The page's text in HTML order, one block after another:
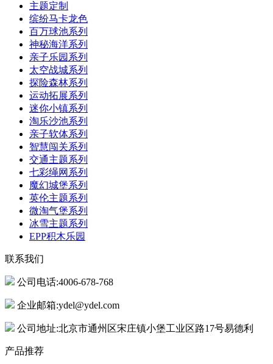
主题定制
缤纷马卡龙色
百万球池系列
神秘海洋系列
亲子乐园系列
太空战城系列
探险森林系列
运动拓展系列
迷你小镇系列
淘乐沙池系列
亲子软体系列
智慧闯关系列
交通主题系列
七彩绳网系列
魔幻城堡系列
英伦主题系列
微淘气堡系列
冰雪主题系列
EPP积木乐园
联系我们
公司电话:4006-678-768
企业邮箱:ydel@ydel.com
公司地址:北京市通州区宋庄镇小堡工业区路17号易德利
产品推荐